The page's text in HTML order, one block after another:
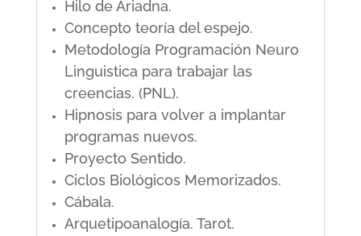
Hilo de Ariadna.
Concepto teoría del espejo.
Metodología Programación Neuro
Linguistica para trabajar las
creencias. (PNL).
Hipnosis para volver a implantar
programas nuevos.
Proyecto Sentido.
Ciclos Biológicos Memorizados.
Cábala.
Arquetipoanalogía. Tarot.